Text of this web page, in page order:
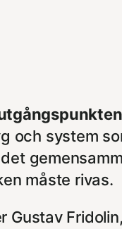
och system
måste rivas.
Gustav